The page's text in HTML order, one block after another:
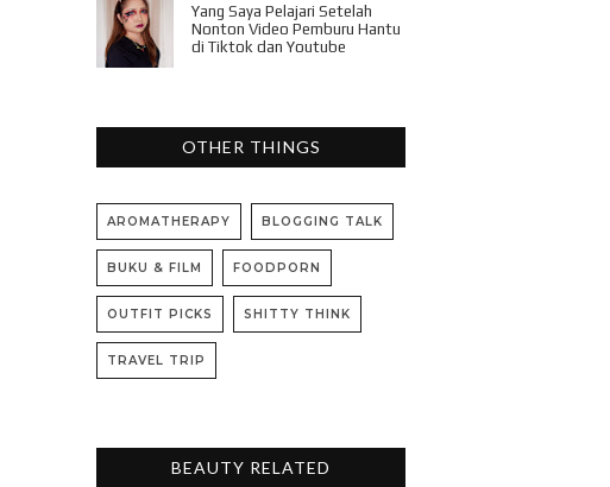
Yang Saya Pelajari Setelah
Nonton Video Pemburu Hantu
di Tiktok dan Youtube
OTHER THINGS
AROMATHERAPY BLOGGING TALK
BUKU & FILM FOODPORN
OUTFIT PICKS SHITTY THINK
TRAVEL TRIP
BEAUTY RELATED